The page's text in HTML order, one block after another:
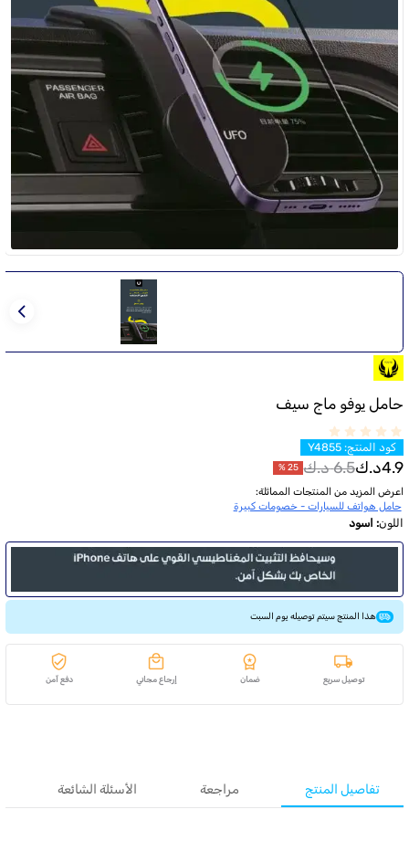
حامل يوفو ماج سيف
كود المنتج:
Y4855
4.9د.ك6.5 د.ك 25
%
اعرض المزيد من المنتجات المماثلة:
حامل هواتف للسيارات - خصومات كبيرة
اللون: اسود
هذا المنتج سيتم توصيله يوم السبت
توصيل سريع ضمان إرجاع مجاني دفع آمن
تفاصيل المنتج مراجعة الأسئلة الشائعة